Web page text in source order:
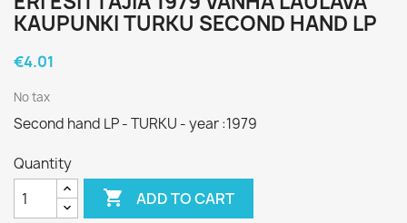
KAUPUNKI TURKU SECOND HAND LP
€4.01
No tax
Second hand LP - TURKU - year :1979
Quantity
 ADD TO CART